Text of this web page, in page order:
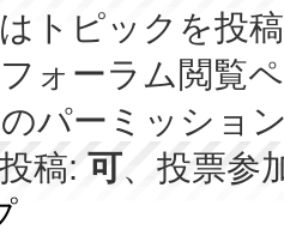
トピックを投
ォーラム閲覧
パーミッショ
稿: 可、投票参